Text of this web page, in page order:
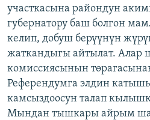
АЗАТТЫК+
ЫҢГАЙСЫЗ СУРООЛОР
ЭЕ/АРнун бардык сайттары
участкасына райондун
губернатору баш болгон
келип, добуш берүүнүн
жаткандыгы айтылат. Алар
комиссиясынын
Референдумга элдин
камсыздоосун талап
Мындан тышкары айрым